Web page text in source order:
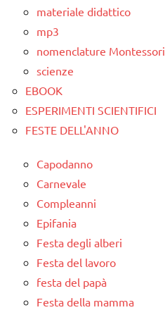
materiale didattico
mp3
nomenclature Montessori
scienze
EBOOK
ESPERIMENTI SCIENTIFICI
FESTE DELL'ANNO
Capodanno
Carnevale
Compleanni
Epifania
Festa degli alberi
Festa del lavoro
festa del papà
Festa della mamma